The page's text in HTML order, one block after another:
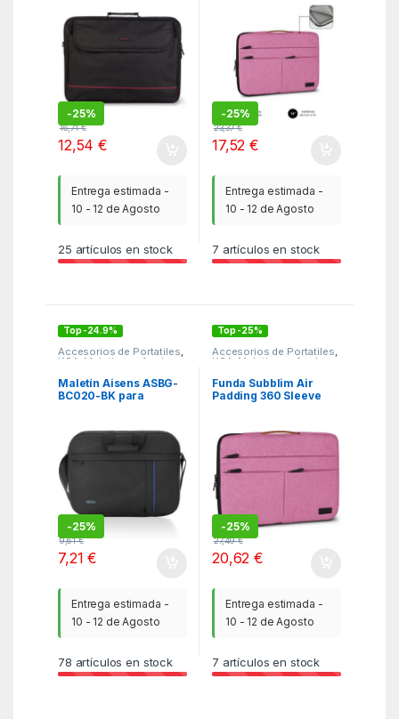
Negro
-25%
16,71€
12,54€
Entrega estimada -
10 - 12 de Agosto
25 artículos en stock
-25%
23,37€
17,52€
Entrega estimada -
10 - 12 de Agosto
7 artículos en stock
Top -24.9%
Accesorios de Portatiles,
KSA Maletines y fundas
Maletín Aisens ASBG-
BC020-BK para
-25%
9,61€
7,21€
Entrega estimada -
10 - 12 de Agosto
78 artículos en stock
Top -25%
Accesorios de Portatiles,
KSA Maletines y fundas
Funda Subblim Air
Padding 360 Sleeve
-25%
27,49€
20,62€
Entrega estimada -
10 - 12 de Agosto
7 artículos en stock